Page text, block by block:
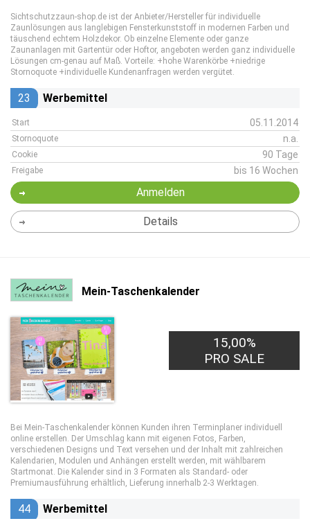
Sichtschutzzaun-shop.de ist der Anbieter/Hersteller für individuelle
Zaunlösungen aus langlebigen Fensterkunststoff in modernen Farben und
täuschend echtem Holzdekor. Ob einzelne Elemente oder ganze
Zaunanlagen mit Gartentür oder Hoftor, angeboten werden ganz individuelle
Lösungen cm-genau auf Maß. Vorteile: +hohe Warenkörbe +niedrige
Stornoquote +individuelle Kundenanfragen werden vergütet.
23 Werbemittel
Start 05.11.2014
Stornoquote n.a.
Cookie 90 Tage
Freigabe bis 16 Wochen
Anmelden
Details
Mein-Taschenkalender
15,00%
PRO SALE
Bei Mein-Taschenkalender können Kunden ihren Terminplaner individuell
online erstellen. Der Umschlag kann mit eigenen Fotos, Farben,
verschiedenen Designs und Text versehen und der Inhalt mit zahlreichen
Kalendarien, Modulen und Anhängen erstellt werden, mit wählbarem
Startmonat. Die Kalender sind in 3 Formaten als Standard- oder
Premiumausführung erhältlich, Lieferung innerhalb 2-3 Werktagen.
44 Werbemittel